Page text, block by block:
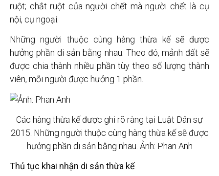
ruột; chắt ruột của người chết mà người chết là cụ
nội, cụ ngoại.
Những người thuộc cùng hàng thừa kế sẽ được
hưởng phần di sản bằng nhau. Theo đó, mảnh đất sẽ
được chia thành nhiều phần tùy theo số lượng thành
viên, mỗi người được hưởng 1 phần.
Các hàng thừa kế được ghi rõ ràng tại Luật Dân sự
2015. Những người thuộc cùng hàng thừa kế sẽ được
hưởng phần di sản bằng nhau. Ảnh: Phan Anh
Thủ tục khai nhận di sản thừa kế